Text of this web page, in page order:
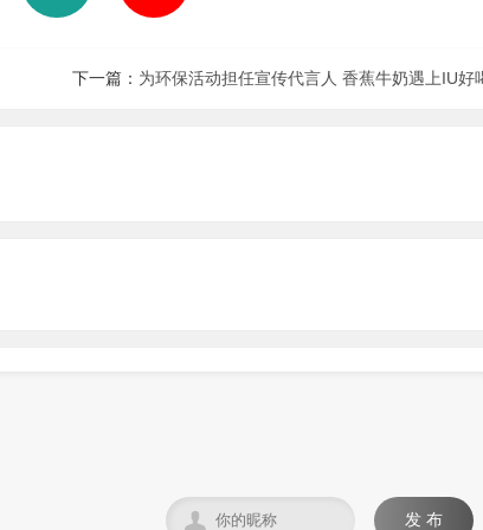
下一篇： 为环保活动担任宣传代言人 香蕉牛奶遇上IU好
发 布
